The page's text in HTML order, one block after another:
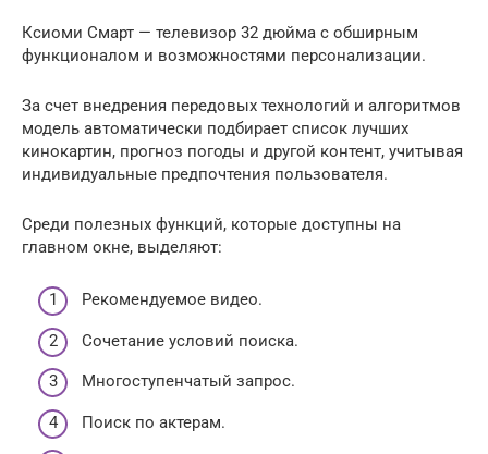
Ксиоми Смарт — телевизор 32 дюйма с обширным
функционалом и возможностями персонализации.
За счет внедрения передовых технологий и алгоритмов
модель автоматически подбирает список лучших
кинокартин, прогноз погоды и другой контент, учитывая
индивидуальные предпочтения пользователя.
Среди полезных функций, которые доступны на
главном окне, выделяют:
Рекомендуемое видео.
Сочетание условий поиска.
Многоступенчатый запрос.
Поиск по актерам.